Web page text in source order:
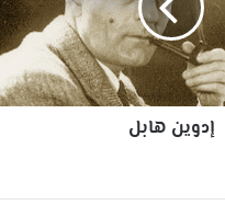
إدوين هابل